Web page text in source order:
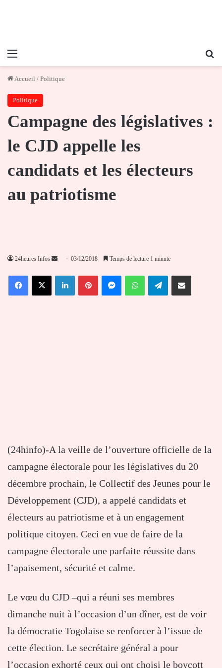
Menu
Accueil / Politique
Politique
Campagne des législatives :
le CJD appelle les
candidats et les électeurs
au patriotisme
24heures Infos
Envoyer
courriel
03/12/2018 Temps de lecture 1 minute
FacebookX LinkedinPinterestMessengerWhatsAppTelegramPartager par email
(24hinfo)-A la veille de l’ouverture officielle de la
campagne électorale pour les législatives du 20
décembre prochain, le Collectif des Jeunes pour le
Développement (CJD), a appelé candidats et
électeurs au patriotisme et à un engagement
politique citoyen. Ceci en vue de faire de la
campagne électorale une parfaite réussite dans
l’apaisement, sécurité et calme.
Le vœu du CJD –qui a réuni ses membres
dimanche nuit à l’occasion d’un dîner, est de voir
la démocratie Togolaise se renforcer à l’issue de
cette élection. Le secrétaire général a pour
l’occasion exhorté ceux qui ont choisi le boycott